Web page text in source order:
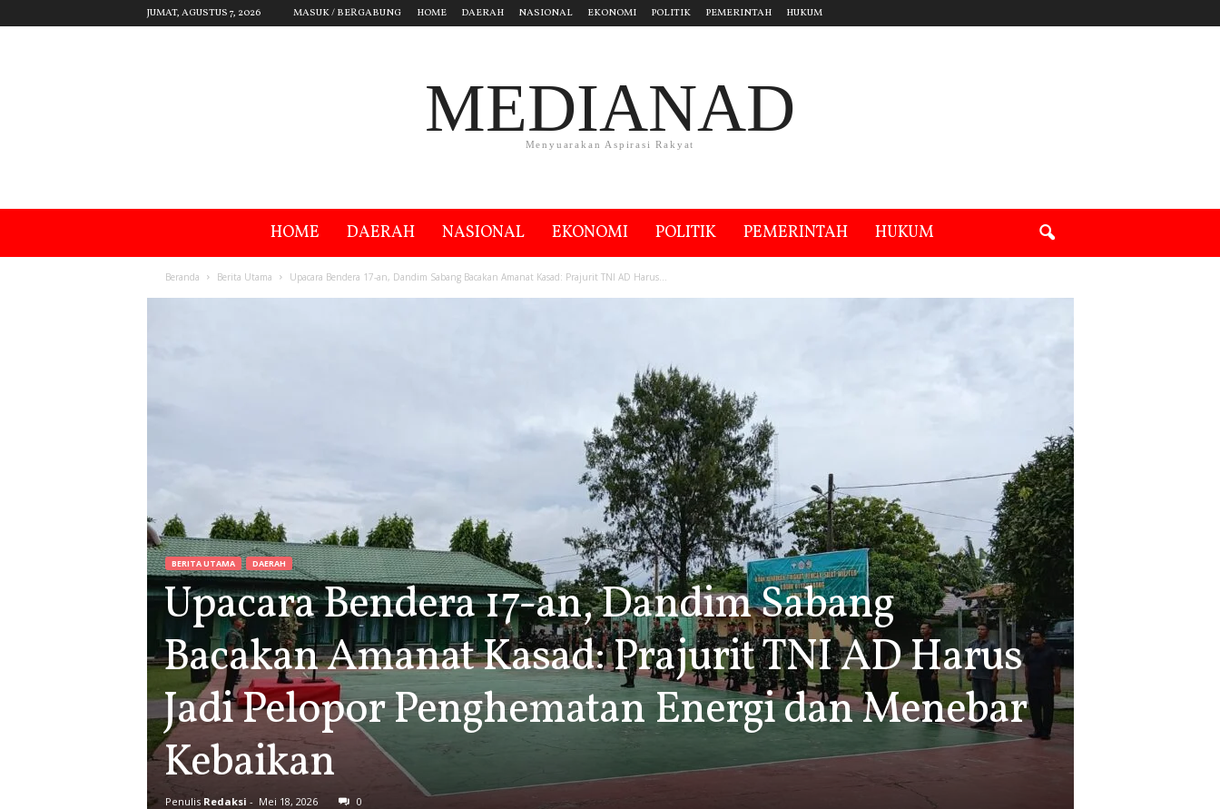
JUMAT, AGUSTUS 7, 2026 MASUK / BERGABUNG HOME DAERAH NASIONAL EKONOMI POLITIK PEMERINTAH HUKUM
MEDIANAD
Menyuarakan Aspirasi Rakyat
HOME DAERAH NASIONAL EKONOMI POLITIK PEMERINTAH HUKUM
Beranda Berita Utama Upacara Bendera 17-an, Dandim Sabang Bacakan Amanat Kasad: Prajurit TNI AD Harus...
BERITA UTAMA DAERAH
Upacara Bendera 17-an, Dandim Sabang
Bacakan Amanat Kasad: Prajurit TNI AD Harus
Jadi Pelopor Penghematan Energi dan Menebar
Kebaikan
Penulis Redaksi - Mei 18, 2026 0